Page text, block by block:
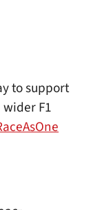
to support
F1